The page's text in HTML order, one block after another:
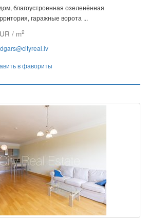
благоустроенная озеленённая
гаражные ворота ...
/ m2
в фавориты